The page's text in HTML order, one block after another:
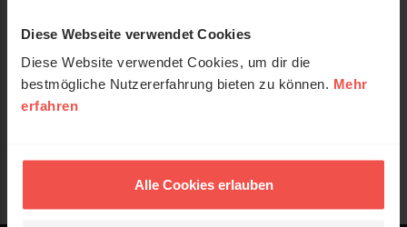
Diese Webseite verwendet Cookies
Diese Website verwendet Cookies, um dir die
bestmögliche Nutzererfahrung bieten zu können. Mehr
erfahren
Alle Cookies erlauben